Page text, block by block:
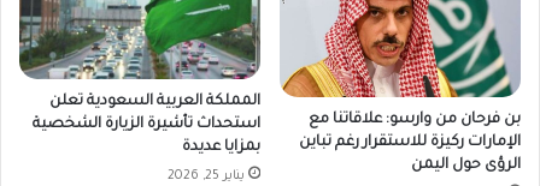
بن فرحان من وارسو: علاقاتنا مع
الإمارات ركيزة للاستقرار رغم تباين
الرؤى حول اليمن
المملكة العربية السعودية تعلن
استحداث تأشيرة الزيارة الشخصية
بمزايا عديدة
يناير 25, 2026